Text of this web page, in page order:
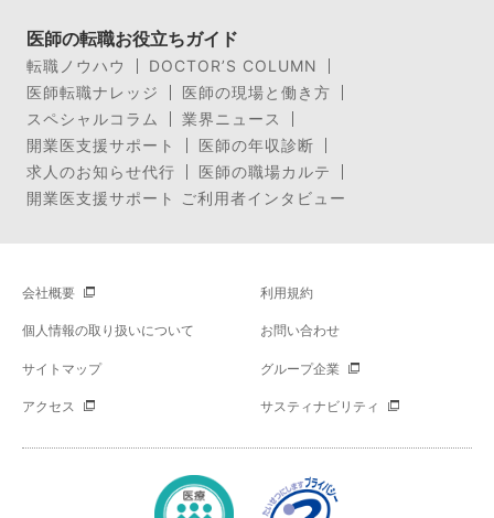
医師の転職お役立ちガイド
転職ノウハウ
DOCTOR’S COLUMN
医師転職ナレッジ
医師の現場と働き方
スペシャルコラム
業界ニュース
開業医支援サポート
医師の年収診断
求人のお知らせ代行
医師の職場カルテ
開業医支援サポート ご利用者インタビュー
会社概要 利用規約
個人情報の取り扱いについて お問い合わせ
サイトマップ グループ企業
アクセス サスティナビリティ